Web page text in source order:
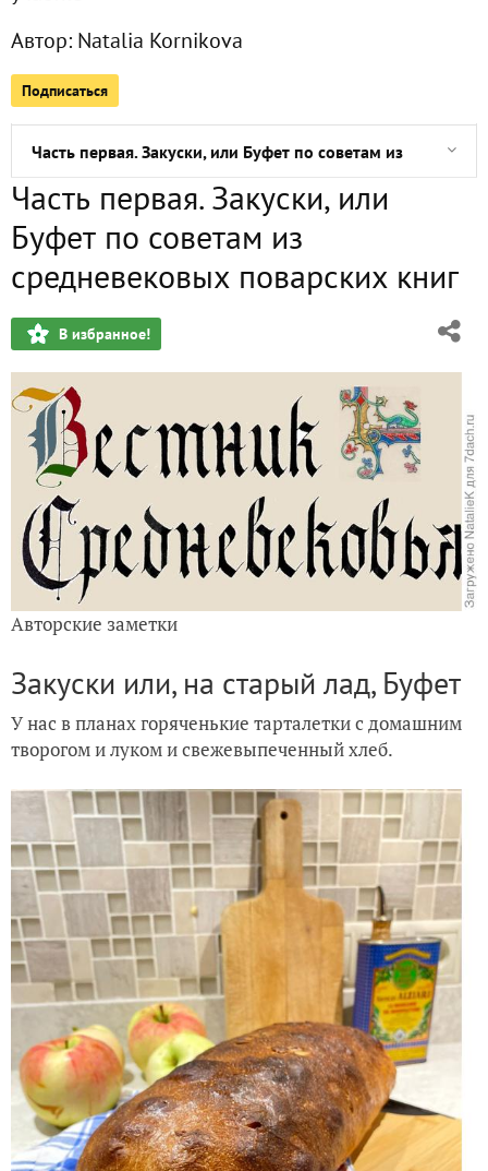
Автор: Natalia Kornikova
Подписаться
Октябрь. Анонс октябрьских заметок и кое-что об
Основное блюдо: курочка с хрустящей корочкой, с
Часть первая. Закуски, или Буфет по советам из
Анонс сентябрьских посиделок с трапезой по мотивам
Вестник Средневековья
Часть первая. Закуски, или
Буфет по советам из
средневековых поварских книг
В избранное!
Авторские заметки
Закуски или, на старый лад, Буфет
У нас в планах горяченькие тарталетки с домашним
творогом и луком и свежевыпеченный хлеб.